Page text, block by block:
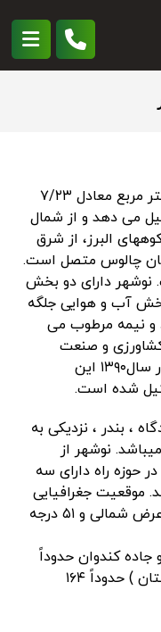
این شهرستان با وسعت ۱۷۱۷/۵کیلومتر مربع معادل ۷/۲۳
می دهد و از شمال
البرز، از شرق
چالوس متصل است.
دریا -۲.۹ متر است. نوشهر دارای دو بخش
بخش آب و هوایی جلگه
و نیمه مرطوب می
و صنعت
گردشگری استوار است. بر اساس آمار سال۱۳۹۰ این
، بندر ، نزدیکی به
نوشهر از
حوزه راه دارای سه
موقعیت جغرافیایی
شهر نوشهر در ۳۶ درجه و ۳۶ دقیقه عرض شمالی و ۵۱ درجه
جاده کندوان حدوداً
۲۰۰ کیلومتر و با شهر ساری ( مرکز استان ) حدوداً ۱۶۴